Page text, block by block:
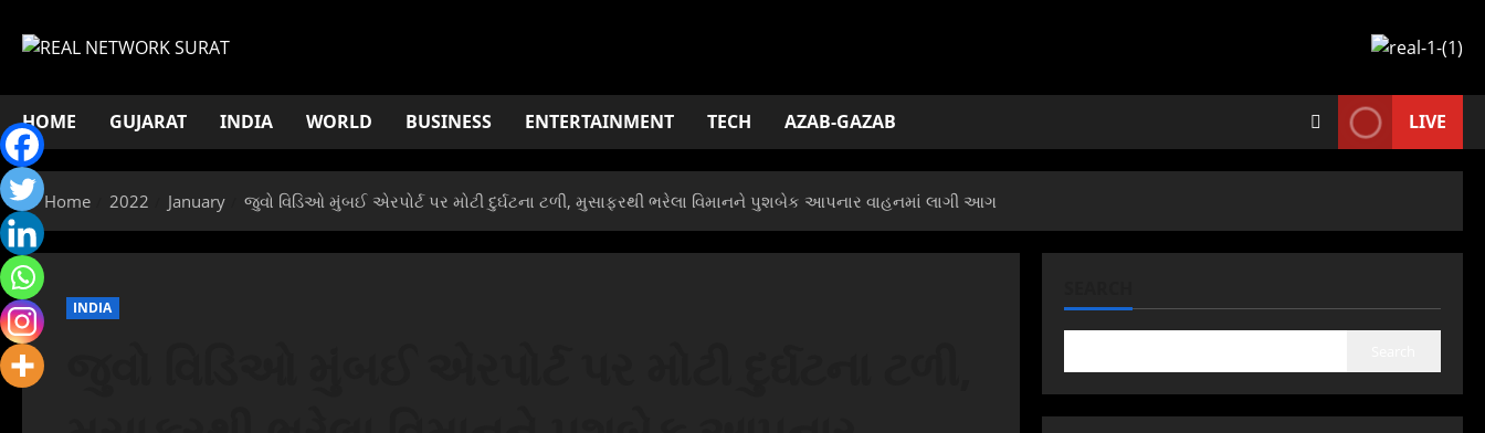
HOME GUJARAT INDIA WORLD BUSINESS ENTERTAINMENT TECH AZAB-GAZAB LIVE
Home 2022 January જુવો વિડિઓ મુંબઈ એરપોર્ટ પર મોટી દુર્ઘટના ટળી, મુસાફરથી ભરેલા વિમાનને પુશબેક આપનાર વાહનમાં લાગી આગ
INDIA